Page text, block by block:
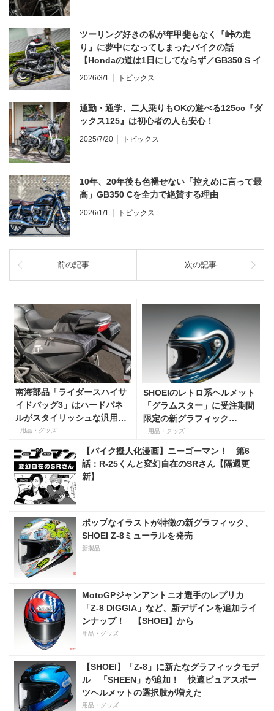
ツーリング好きの私が年甲斐もなく『峠の走
り』に夢中になってしまったバイクの話
【Hondaの道は1日にしてならず／GB350 S イ
ンプレ・レビュー 前編】
2026/3/1 トピックス
通勤・通学、二人乗りもOKの遊べる125cc『ダ
ックス125』は初心者の人も安心！
2025/7/20 トピックス
10年、20年後も色褪せない「控えめに言って最
高」GB350 Cを全力で絶賛する理由
2026/1/1 トピックス
前の記事 次の記事
南海部品「ライダースハイサ
イドバッグ3」はハードパネ
ルがスタイリッシュな汎用性
の高いサイドバッグ！
用品・グッズ
SHOEIのレトロ系ヘルメット
「グラムスター」に受注期間
限定の新グラフィック
「BIVOUAC」（ビバーク）
が登場！
用品・グッズ
【バイク擬人化漫画】ニーゴーマン！ 第6
話：R-25くんと変幻自在のSRさん【隔週更
新】
ポップなイラストが特徴の新グラフィック、
SHOEI Z-8ミューラルを発売
新製品
MotoGPジャンアントニオ選手のレプリカ
「Z-8 DIGGIA」など、新デザインを追加ライ
ンナップ！ 【SHOEI】から
用品・グッズ
【SHOEI】「Z-8」に新たなグラフィックモデ
ル 「SHEEN」が追加！ 快適ピュアスポー
ツヘルメットの選択肢が増えた
用品・グッズ